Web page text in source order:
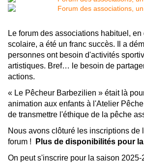
Le forum des associations habituel,
scolaire, a été un franc succès. Il a
personnes ont besoin d'activités
artistiques. Bref… le besoin de
actions.
« Le Pêcheur Barbezilien » était là
animation aux enfants à l'Atelier
de transmettre l'éthique de la pêche
Nous avons clôturé les inscriptions de
forum !
P lus de disponibilités pour
On peut s'inscrire pour la saison